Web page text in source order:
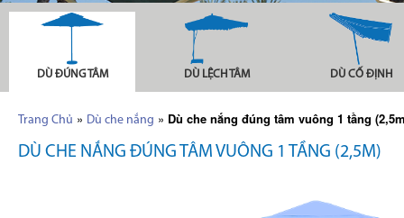
DÙ ĐÚNG TÂM DÙ LỆCH TÂM DÙ CỐ ĐỊNH
Trang Chủ » Dù che nắng » Dù che nắng đúng tâm vuông 1 tầng
DÙ CHE NẮNG ĐÚNG TÂM VUÔNG 1 TẦNG (2,5M)